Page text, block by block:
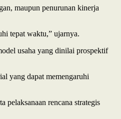
maupun penurunan kinerja
tepat waktu,” ujarnya.
usaha yang dinilai prospektif
yang dapat memengaruhi
pelaksanaan rencana strategis